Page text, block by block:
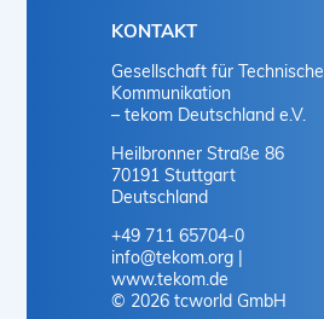
KONTAKT
Gesellschaft für Technische
Kommunikation
– tekom Deutschland e.V.
Heilbronner Straße 86
70191 Stuttgart
Deutschland
+49 711 65704-0
info@tekom.org
www.tekom.de
© 2026 tcworld GmbH